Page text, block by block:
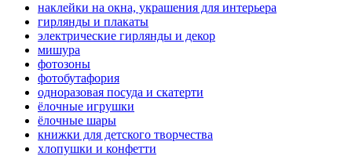
наклейки на окна, украшения для интерьера
гирлянды и плакаты
электрические гирлянды и декор
мишура
фотозоны
фотобутафория
одноразовая посуда и скатерти
ёлочные игрушки
ёлочные шары
книжки для детского творчества
хлопушки и конфетти